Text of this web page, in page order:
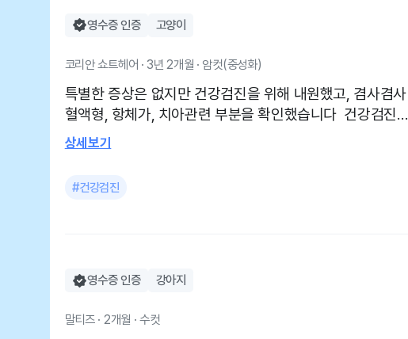
영수증 인증 고양이
코리안 쇼트헤어 · 3년 2개월 · 암컷(중성화)
특별한 증상은 없지만 건강검진을 위해 내원했고, 겸사겸사
혈액형, 항체가, 치아관련 부분을 확인했습니다 건강검진을
위해 내원했어요, 건강검진 외에 치아관련해서 워낙 잘해주
고, 치료 방향을 보호자와 잘 이야기하며 진행해주셔서 좋았
상세보기
#건강검진
영수증 인증 강아지
말티즈 · 2개월 · 수컷